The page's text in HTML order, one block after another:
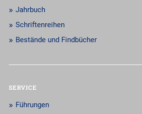
Jahrbuch
Schriftenreihen
Bestände und Findbücher
SERVICE
Führungen